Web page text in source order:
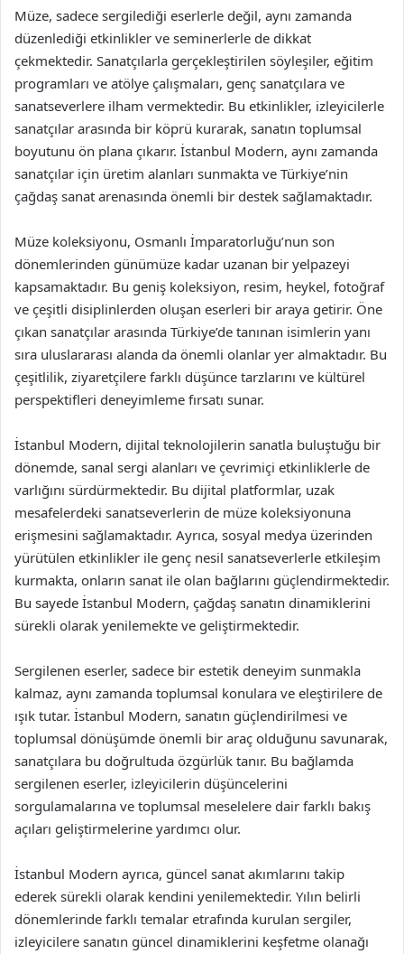
Müze, sadece sergilediği eserlerle değil, aynı zamanda
düzenlediği etkinlikler ve seminerlerle de dikkat
çekmektedir. Sanatçılarla gerçekleştirilen söyleşiler, eğitim
programları ve atölye çalışmaları, genç sanatçılara ve
sanatseverlere ilham vermektedir. Bu etkinlikler, izleyicilerle
sanatçılar arasında bir köprü kurarak, sanatın toplumsal
boyutunu ön plana çıkarır. İstanbul Modern, aynı zamanda
sanatçılar için üretim alanları sunmakta ve Türkiye’nin
çağdaş sanat arenasında önemli bir destek sağlamaktadır.
Müze koleksiyonu, Osmanlı İmparatorluğu’nun son
dönemlerinden günümüze kadar uzanan bir yelpazeyi
kapsamaktadır. Bu geniş koleksiyon, resim, heykel, fotoğraf
ve çeşitli disiplinlerden oluşan eserleri bir araya getirir. Öne
çıkan sanatçılar arasında Türkiye’de tanınan isimlerin yanı
sıra uluslararası alanda da önemli olanlar yer almaktadır. Bu
çeşitlilik, ziyaretçilere farklı düşünce tarzlarını ve kültürel
perspektifleri deneyimleme fırsatı sunar.
İstanbul Modern, dijital teknolojilerin sanatla buluştuğu bir
dönemde, sanal sergi alanları ve çevrimiçi etkinliklerle de
varlığını sürdürmektedir. Bu dijital platformlar, uzak
mesafelerdeki sanatseverlerin de müze koleksiyonuna
erişmesini sağlamaktadır. Ayrıca, sosyal medya üzerinden
yürütülen etkinlikler ile genç nesil sanatseverlerle etkileşim
kurmakta, onların sanat ile olan bağlarını güçlendirmektedir.
Bu sayede İstanbul Modern, çağdaş sanatın dinamiklerini
sürekli olarak yenilemekte ve geliştirmektedir.
Sergilenen eserler, sadece bir estetik deneyim sunmakla
kalmaz, aynı zamanda toplumsal konulara ve eleştirilere de
ışık tutar. İstanbul Modern, sanatın güçlendirilmesi ve
toplumsal dönüşümde önemli bir araç olduğunu savunarak,
sanatçılara bu doğrultuda özgürlük tanır. Bu bağlamda
sergilenen eserler, izleyicilerin düşüncelerini
sorgulamalarına ve toplumsal meselelere dair farklı bakış
açıları geliştirmelerine yardımcı olur.
İstanbul Modern ayrıca, güncel sanat akımlarını takip
ederek sürekli olarak kendini yenilemektedir. Yılın belirli
dönemlerinde farklı temalar etrafında kurulan sergiler,
izleyicilere sanatın güncel dinamiklerini keşfetme olanağı